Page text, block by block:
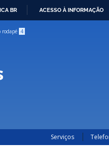
BR ACESSO À INFORMAÇÃO
rodapé 4
Serviços